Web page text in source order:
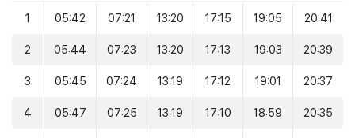
1 05:42 07:21 13:20 17:15 19:05 20:41
2 05:44 07:23 13:20 17:13 19:03 20:39
3 05:45 07:24 13:19 17:12 19:01 20:37
4 05:47 07:25 13:19 17:10 18:59 20:35